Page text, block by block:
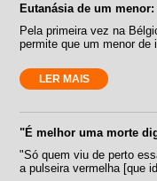
Eutanásia de um
Pela primeira vez na
permite que um menor de
LER MAIS
"É melhor uma morte
"Só quem viu de perto
a pulseira vermelha [que